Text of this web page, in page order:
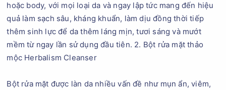
hoặc body, với mọi loại da và ngay lập tức mang đến hiệu
quả làm sạch sâu, kháng khuẩn, làm dịu đồng thời tiếp
thêm sinh lực để da thêm láng mịn, tươi sáng và mướt
mềm từ ngay lần sử dụng đầu tiên. 2. Bột rửa mặt thảo
mộc Herbalism Cleanser
Bột rửa mặt được làn da nhiều vấn đề như mụn ẩn, viêm,